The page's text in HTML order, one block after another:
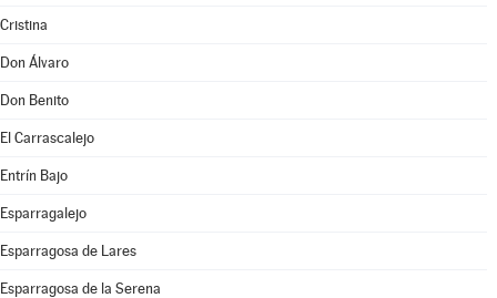
Cristina
Don Álvaro
Don Benito
El Carrascalejo
Entrín Bajo
Esparragalejo
Esparragosa de Lares
Esparragosa de la Serena